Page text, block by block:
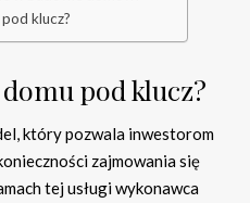
klucz?
pod klucz?
który pozwala inwestorom
zajmowania się
tej usługi wykonawca